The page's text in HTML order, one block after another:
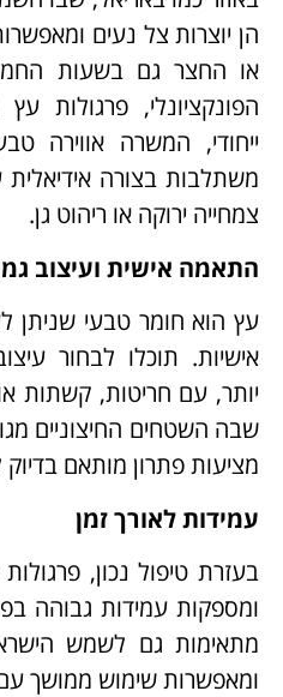
הן יוצרות צל נעים
או החצר גם בשעות
הפונקציונלי, פרגולות
ייחודי, המשרה אווירה
משתלבות בצורה אידיאלית
צמחייה ירוקה או ריהוט גן.
התאמה אישית ועיצוב
עץ הוא חומר טבעי שניתן
אישיות. תוכלו לבחור
יותר, עם חריטות, קשתות או
שבה השטחים החיצוניים
מציעות פתרון מותאם
עמידות לאורך זמן
בעזרת טיפול נכון,
ומספקות עמידות גבוהה
מתאימות גם לשמש
ומאפשרות שימוש ממושך